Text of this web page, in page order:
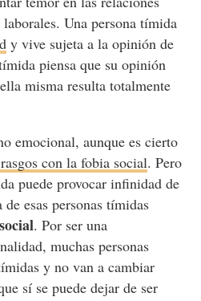
Una persona tímida
y vive sujeta a la opinión de
piensa que su opinión
misma resulta totalmente
emocional, aunque es cierto
con la fobia social. Pero
puede provocar infinidad de
esas personas tímidas
. Por ser una
muchas personas
y no van a cambiar
sí se puede dejar de ser